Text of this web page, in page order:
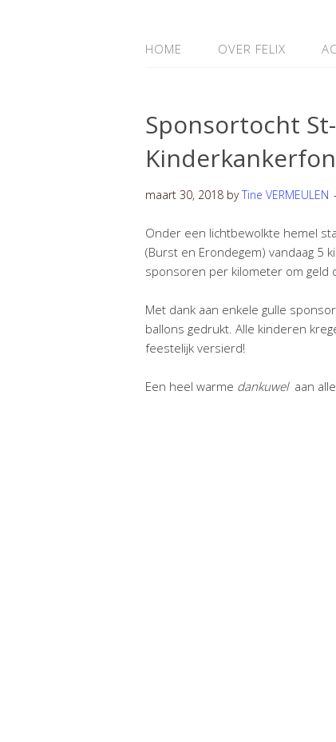
HOME OVER FELIX
Sponsortocht
maart 30, 2018 byTine VERMEULEN
Onder een lichtbewolkte hemel
(Burst en Erondegem) vandaag 5
sponsoren per kilometer om geld
Met dank aan enkele gulle
ballons gedrukt. Alle kinderen
feestelijk versierd!
Een heel warme dankuwelaan alle